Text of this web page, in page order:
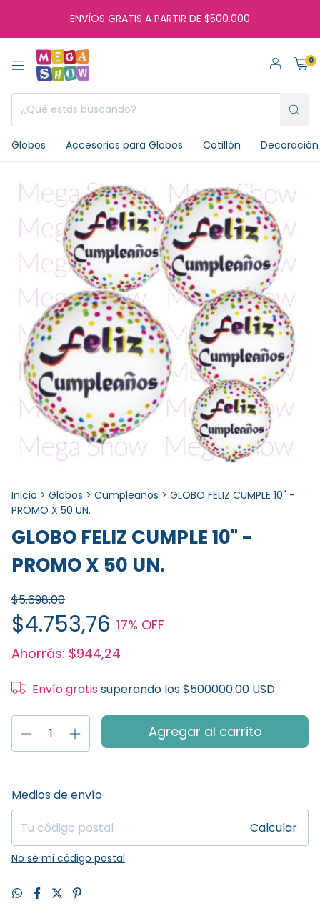
ENVÍOS GRATIS A PARTIR DE $500.000
0
Globos Accesorios para Globos Cotillón
Inicio > Globos > Cumpleaños > GLOBO FELIZ CUMPLE 10" -
PROMO X 50 UN.
GLOBO FELIZ CUMPLE 10" -
PROMO X 50 UN.
$5.698,00
$4.753,76 17% OFF
Ahorrás: $944,24
Envío gratis superando los$500000.00 USD
Entregas para el CP:
Medios de envío
Calcular
No sé mi código postal